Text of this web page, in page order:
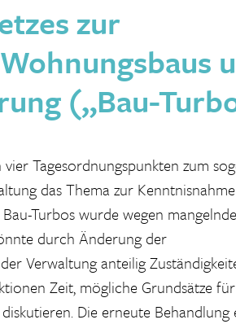
zur
(„Bau-
Tagesordnungspunkten zum
das Thema zur
Turbos wurde wegen
durch Änderung der
Verwaltung anteilig
Zeit, mögliche Grundsätze
Die erneute Behandlung